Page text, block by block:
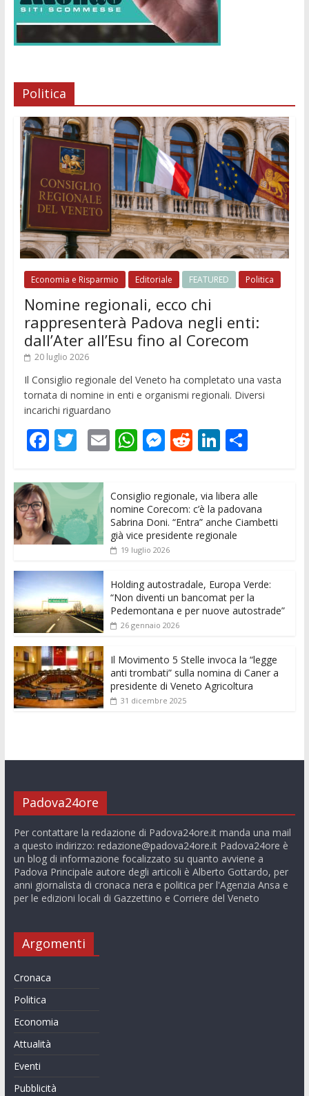
Politica
Economia e Risparmio Editoriale FEATURED Politica
Nomine regionali, ecco chi
rappresenterà Padova negli enti:
dall’Ater all’Esu fino al Corecom
20 luglio 2026
Il Consiglio regionale del Veneto ha completato una vasta
tornata di nomine in enti e organismi regionali. Diversi
incarichi riguardano
F
e
b
o
o
k
T
itt
er
E
l
W
at
s
A
p
M
e
n
g
R
di
t
Li
k
e
dI
C
n
di
vi
Consiglio regionale, via libera alle
nomine Corecom: c’è la padovana
Sabrina Doni. “Entra” anche Ciambetti
già vice presidente regionale
19 luglio 2026
Holding autostradale, Europa Verde:
“Non diventi un bancomat per la
Pedemontana e per nuove autostrade”
26 gennaio 2026
Il Movimento 5 Stelle invoca la “legge
anti trombati” sulla nomina di Caner a
presidente di Veneto Agricoltura
31 dicembre 2025
Padova24ore
Per contattare la redazione di Padova24ore.it manda una mail
a questo indirizzo: redazione@padova24ore.itPadova24ore è
un blog di informazione focalizzato su quanto avviene a
Padova Principale autore degli articoli è Alberto Gottardo, per
anni giornalista di cronaca nera e politica per l'Agenzia Ansa e
per le edizioni locali di Gazzettino e Corriere del Veneto
Argomenti
Cronaca
Politica
Economia
Attualità
Eventi
Pubblicità